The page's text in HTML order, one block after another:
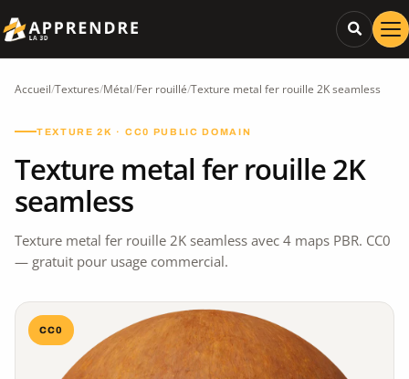
Accueil/Textures/Métal/Fer rouillé/Texture metal fer rouille 2K seamless
TEXTURE 2K · CC0 PUBLIC DOMAIN
Texture metal fer rouille 2K
seamless
Texture metal fer rouille 2K seamless avec 4 maps PBR. CC0
— gratuit pour usage commercial.
CC0